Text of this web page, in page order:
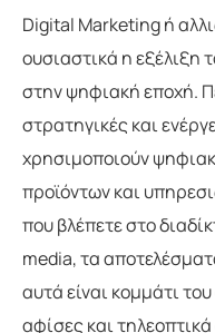
Digital Marketing ή
ουσιαστικά η εξέλιξη
στην ψηφιακή εποχή.
στρατηγικές και
χρησιμοποιούν
προϊόντων και
που βλέπετε στο
media, τα
αυτά είναι κομμάτι
αφίσες και